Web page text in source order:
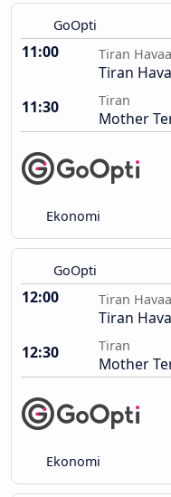
GoOpti
11:00 Tiran
Tiran
11:30
Tiran
Mother
Ekonomi
GoOpti
12:00 Tiran
Tiran
12:30
Tiran
Mother
Ekonomi